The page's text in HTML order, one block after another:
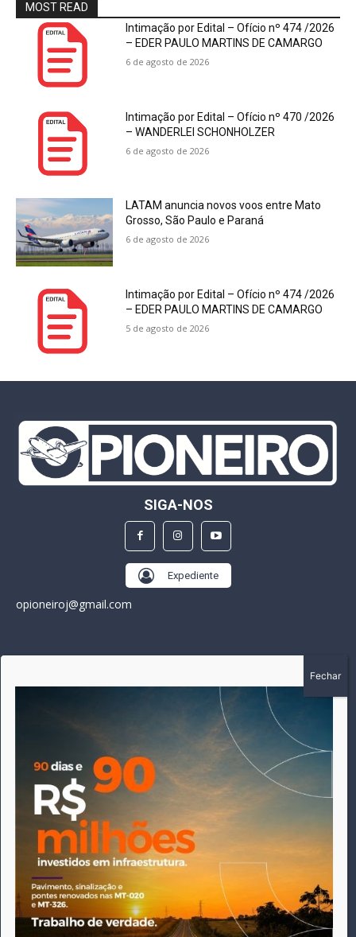
MOST READ
Intimação por Edital – Ofício nº 474 /2026
– EDER PAULO MARTINS DE CAMARGO
6 de agosto de 2026
Intimação por Edital – Ofício nº 470 /2026
– WANDERLEI SCHONHOLZER
6 de agosto de 2026
LATAM anuncia novos voos entre Mato
Grosso, São Paulo e Paraná
6 de agosto de 2026
Intimação por Edital – Ofício nº 474 /2026
– EDER PAULO MARTINS DE CAMARGO
5 de agosto de 2026
SIGA-NOS
Expediente
opioneiroj@gmail.com
A história do Pioneiro inicia em fevereiro de 2005 em
Canarana - MT, na época, como um jornal impresso semanal,
que chegou a possuir mil assinantes. Durante 15 anos, foram
publicadas 691 edições que narraram os acontecimentos
políticos, policiais e cotidianos de Canarana e região. Fiel a sua
origem, pautado sempre pela busca incessante da
imparcialidade, faz jus a sua logo, com o característico "avião
da praça" de Canarana, sendo o símbolo do
comprometimento deste veículo de comunicação com o
relato dos fatos neste município. Em 06 de dezembro de 2019
circulou a última edição impressa do jornal, que desde então
tem veiculação exclusivamente online.